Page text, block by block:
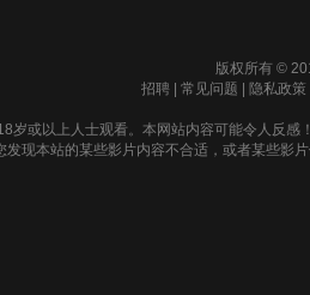
版权所有 ©
招聘
常见问题 隐私政策
岁或以上人士观看。本网站内容可能令人反
发现本站的某些影片内容不合适，或者某些